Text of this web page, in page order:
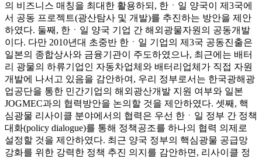
의 비즈니스 매칭을 최대한 활용하되, 한ㆍ일 양국이 제3국에
서 공동 프로젝트(광산탐사 및 개발)를 추진하는 방안을 제안
하였다. 둘째, 한ㆍ일 양국 기업 간 해외광물자원의 공동개발
이다. 다만 2010년대 초중반 한ㆍ일 기업의 제3국 공동진출은
일본의 종합상사와 금융기관이 주도하였으나, 최근에는 배터
리 광물의 하류기업인 자동차업체와 배터리업체가 직접 자원
개발에 나서고 있음을 감안하여, 우리 정부로서는 한국광해광
업공단을 통한 민간기업의 해외광산개발 지원 여부와 일본
JOGMEC과의 협력방안을 논의할 것을 제안하였다. 셋째, 핵
심광물 리사이클 분야에서의 협력은 우선 한ㆍ일 정부 간 정책
대화(policy dialogue)를 통해 정책공조를 하나의 협력 의제로
설정할 것을 제안하였다. 최근 양국 정부의 핵심광물 공급망
강화를 위한 강력한 정책 추진 의지를 감안하면, 리사이클 정